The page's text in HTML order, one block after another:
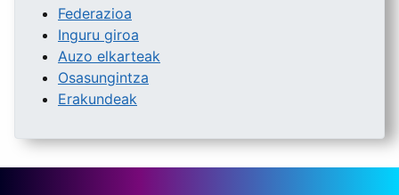
Federazioa
Inguru giroa
Auzo elkarteak
Osasungintza
Erakundeak